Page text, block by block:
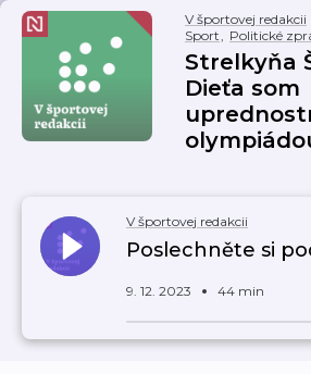
V športovej redakcii
Sport, Politické
Strelkyňa
Dieťa som
V športovej redakcii
Poslechněte si
9. 12. 2023 44 min